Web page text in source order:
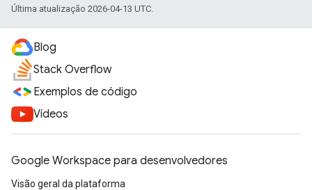
Última atualização 2026-04-13 UTC.
Blog
Stack Overflow
Exemplos de código
Vídeos
Google Workspace para desenvolvedores
Visão geral da plataforma